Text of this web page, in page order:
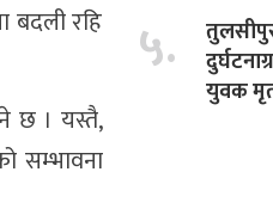
बदली रहि
छ । यस्तै,
सम्भावना
५.
युवक